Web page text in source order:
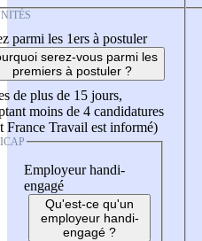
parmi les 1ers à postuler
serez-vous parmi les
premiers à postuler ?
de plus de 15 jours,
moins de 4 candidatures
France Travail est informé)
Employeur handi-
engagé
Qu'est-ce qu'un
employeur handi-
engagé ?